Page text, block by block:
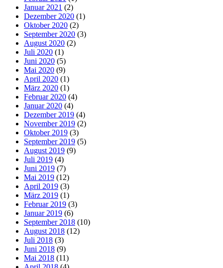
Januar 2021 (2)
Dezember 2020 (1)
Oktober 2020 (2)
September 2020 (3)
August 2020 (2)
Juli 2020 (1)
Juni 2020 (5)
Mai 2020 (9)
April 2020 (1)
März 2020 (1)
Februar 2020 (4)
Januar 2020 (4)
Dezember 2019 (4)
November 2019 (2)
Oktober 2019 (3)
September 2019 (5)
August 2019 (9)
Juli 2019 (4)
Juni 2019 (7)
Mai 2019 (12)
April 2019 (3)
März 2019 (1)
Februar 2019 (3)
Januar 2019 (6)
September 2018 (10)
August 2018 (12)
Juli 2018 (3)
Juni 2018 (9)
Mai 2018 (11)